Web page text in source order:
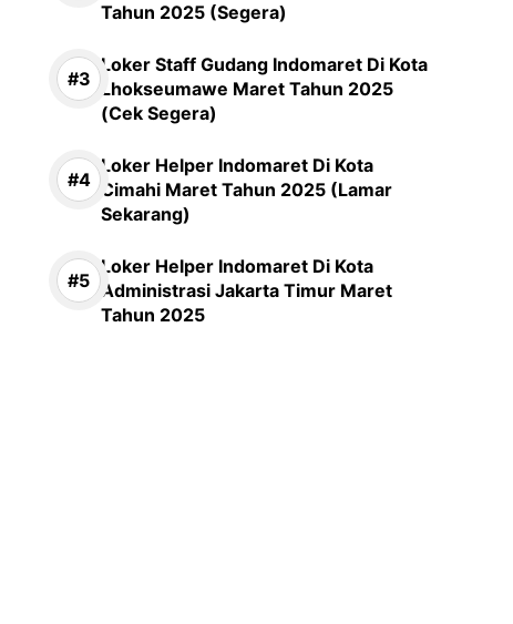
Tahun 2025 (Segera)
Loker Staff Gudang Indomaret Di Kota
Lhokseumawe Maret Tahun 2025
(Cek Segera)
Loker Helper Indomaret Di Kota
Cimahi Maret Tahun 2025 (Lamar
Sekarang)
Loker Helper Indomaret Di Kota
Administrasi Jakarta Timur Maret
Tahun 2025